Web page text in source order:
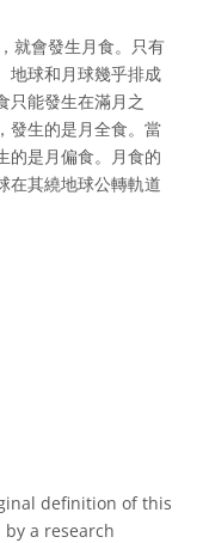
就會發生月食。只有
地球和月球幾乎排成
只能發生在滿月之
發生的是月全食。當
的是月偏食。月食的
在其繞地球公轉軌道
definition of this
a research